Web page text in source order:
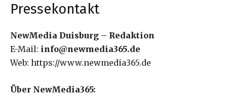
Pressekontakt
NewMedia Duisburg – Redaktion
E-Mail: info@newmedia365.de
Web: https://www.newmedia365.de
Über NewMedia365: